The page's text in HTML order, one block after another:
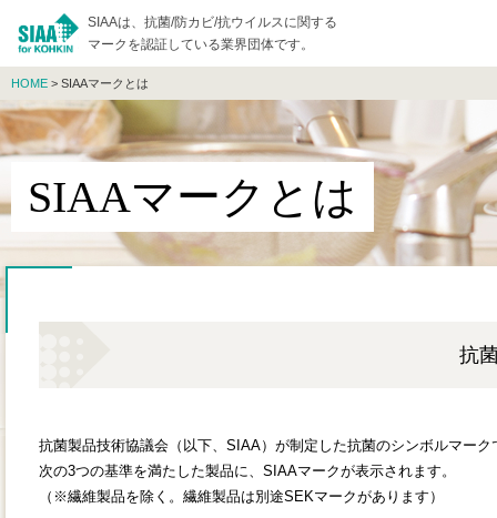
SIAAは、抗菌/防カビ/抗ウイルスに関する
マークを認証している業界団体です。
HOME > SIAAマークとは
SIAAマークとは
抗
抗菌製品技術協議会（以下、SIAA）が制定した抗菌のシンボルマーク
次の3つの基準を満たした製品に、SIAAマークが表示されます。
（※繊維製品を除く。繊維製品は別途SEKマークがあります）